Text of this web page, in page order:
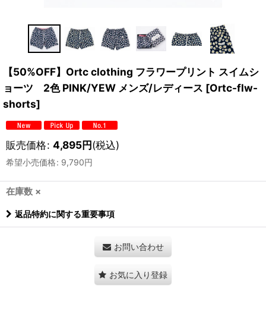
【50%OFF】Ortc clothing フラワープリント スイムシ
ョーツ 2色 PINK/YEW メンズ/レディース [Ortc-flw-
shorts]
販売価格: 4,895円(税込)
希望小売価格: 9,790円
在庫数 ×
返品特約に関する重要事項
お問い合わせ
お気に入り登録